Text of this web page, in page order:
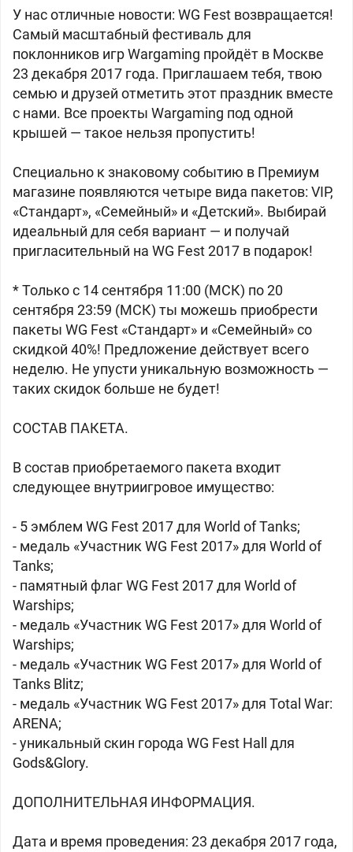
У нас отличные новости: WG Fest возвращается!
Самый масштабный фестиваль для
поклонников игр Wargaming пройдёт в Москве
23 декабря 2017 года. Приглашаем тебя, твою
семью и друзей отметить этот праздник вместе
с нами. Все проекты Wargaming под одной
крышей — такое нельзя пропустить!
Специально к знаковому событию в Премиум
магазине появляются четыре вида пакетов: VIP,
«Стандарт», «Семейный» и «Детский». Выбирай
идеальный для себя вариант — и получай
пригласительный на WG Fest 2017 в подарок!
* Только с 14 сентября 11:00 (МСК) по 20
сентября 23:59 (МСК) ты можешь приобрести
пакеты WG Fest «Стандарт» и «Семейный» со
скидкой 40%! Предложение действует всего
неделю. Не упусти уникальную возможность —
таких скидок больше не будет!
СОСТАВ ПАКЕТА.
В состав приобретаемого пакета входит
следующее внутриигровое имущество:
- 5 эмблем WG Fest 2017 для World of Tanks;
- медаль «Участник WG Fest 2017» для World of
Tanks;
- памятный флаг WG Fest 2017 для World of
Warships;
- медаль «Участник WG Fest 2017» для World of
Warships;
- медаль «Участник WG Fest 2017» для World of
Tanks Blitz;
- медаль «Участник WG Fest 2017» для Total War:
ARENA;
- уникальный скин города WG Fest Hall для
Gods&Glory.
ДОПОЛНИТЕЛЬНАЯ ИНФОРМАЦИЯ.
Дата и время проведения: 23 декабря 2017 года,